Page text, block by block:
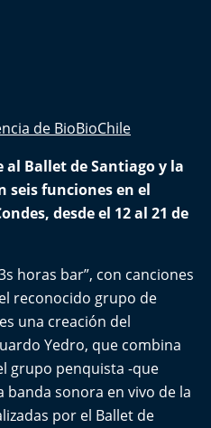
de BioBioChile
al Ballet de Santiago y la
seis funciones en el
desde el 12 al 21 de
horas bar”, con canciones
reconocido grupo de
una creación del
Yedro, que combina
grupo penquista -que
sonora en vivo de la
por el Ballet de